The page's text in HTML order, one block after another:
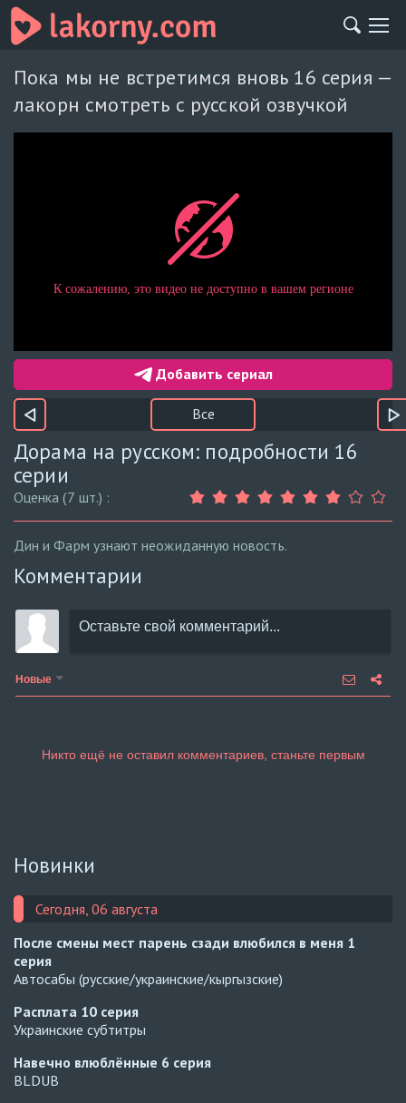
Пока мы не встретимся вновь 16 серия —
лакорн смотреть с русской озвучкой
Добавить сериал
Все
Дорама на русском: подробности 16
серии
Оценка (7 шт.) :
Дин и Фарм узнают неожиданную новость.
Комментарии
Новые
Новинки
Сегодня, 06 августа
После смены мест парень сзади влюбился в меня 1
серия
Автосабы (русские/украинские/кыргызские)
Расплата 10 серия
Украинские субтитры
Навечно влюблённые 6 серия
BLDUB